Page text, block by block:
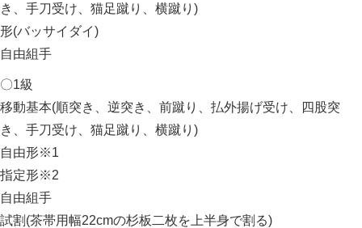
き、手刀受け、猫足蹴り、横蹴り)
形(バッサイダイ)
自由組手
〇1級
移動基本(順突き、逆突き、前蹴り、払外揚げ受け、四股突
き、手刀受け、猫足蹴り、横蹴り)
自由形※1
指定形※2
自由組手
試割(茶帯用幅22cmの杉板二枚を上半身で割る)